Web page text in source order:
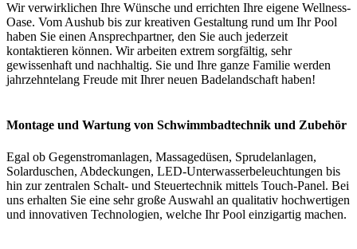
Wir verwirklichen Ihre Wünsche und errichten Ihre eigene Wellness-
Oase. Vom Aushub bis zur kreativen Gestaltung rund um Ihr Pool
haben Sie einen Ansprechpartner, den Sie auch jederzeit
kontaktieren können. Wir arbeiten extrem sorgfältig, sehr
gewissenhaft und nachhaltig. Sie und Ihre ganze Familie werden
jahrzehntelang Freude mit Ihrer neuen Badelandschaft haben!
Montage und Wartung von Schwimmbadtechnik und Zubehör
Egal ob Gegenstromanlagen, Massagedüsen, Sprudelanlagen,
Solarduschen, Abdeckungen, LED-Unterwasserbeleuchtungen bis
hin zur zentralen Schalt- und Steuertechnik mittels Touch-Panel. Bei
uns erhalten Sie eine sehr große Auswahl an qualitativ hochwertigen
und innovativen Technologien, welche Ihr Pool einzigartig machen.